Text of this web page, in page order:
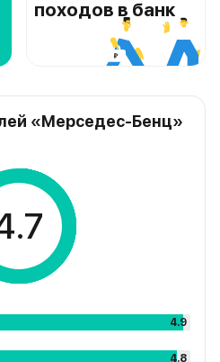
походов в банк
«Mерседес-Бенц»
4.9
4.8